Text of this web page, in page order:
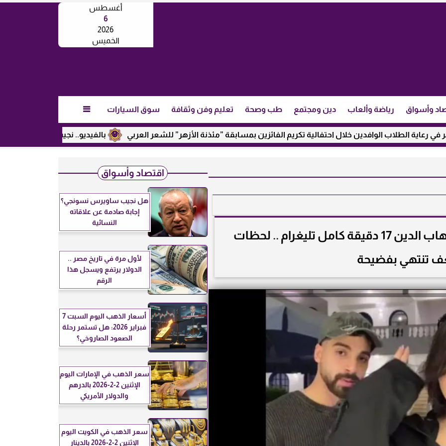
أغسطس
6
2026
الخميس
وأسواق رياضة وألعاب دين ومجتمع طب وصحة تعليم وفن وثقافة سوق السيارات 
بالفيديو.. نجيب ساويرس يكشف عن رأيه في الوافدين خلال احتفالية تكريم الفائزين بمسابقة ”مئذنة الأزهر” للشعر العربي
تسريب فيديو حبيبة رضا وشهاب الدين 17 دقيقة كامل تليغرام .. لحظات
تنتهي بفضيحة
اقتصاد وأسواق
هل نجيب ساويرس نسونجي؟
إجابة صادمة عن علاقاته
النسائية
لأول مرة في تاريخ مصر ..
الدولار يرتفع ويسجل هذا
الرقم
أسعار الذهب اليوم السبت 7
فبراير 2026: هل تستمر رحلة
الصعود الصاروخي؟
سعر الذهب في الإمارات اليوم
الإثنين 2-2-2026 بالدرهم
والدولار الأمريكي
سعر الذهب في الكويت اليوم
الإثنين 2-2-2026 بالدينار